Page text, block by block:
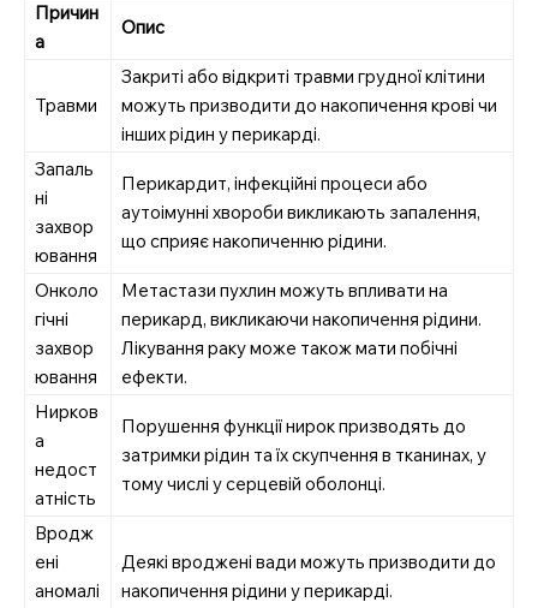
Причин
а
Опис
Травми
Закриті або відкриті травми грудної клітини
можуть призводити до накопичення крові чи
інших рідин у перикарді.
Запаль
ні
захвор
ювання
Перикардит, інфекційні процеси або
аутоімунні хвороби викликають запалення,
що сприяє накопиченню рідини.
Онколо
гічні
захвор
ювання
Метастази пухлин можуть впливати на
перикард, викликаючи накопичення рідини.
Лікування раку може також мати побічні
ефекти.
Нирков
а
недост
атність
Порушення функції нирок призводять до
затримки рідин та їх скупчення в тканинах, у
тому числі у серцевій оболонці.
Вродж
ені
аномалі
Деякі вроджені вади можуть призводити до
накопичення рідини у перикарді.